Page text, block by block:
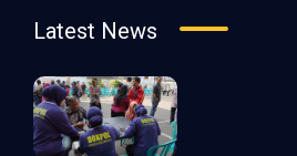
Latest News